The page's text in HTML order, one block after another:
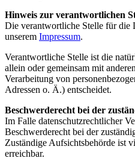
Hinweis zur verantwortlichen
Die verantwortliche Stelle für die
unserem Impressum.
Verantwortliche Stelle ist die
allein oder gemeinsam mit
Verarbeitung von
Adressen o. Ä.) entscheidet.
Beschwerderecht bei der
Im Falle datenschutzrechtlicher
Beschwerderecht bei der
Zuständige Aufsichtsbehörde ist
erreichbar.